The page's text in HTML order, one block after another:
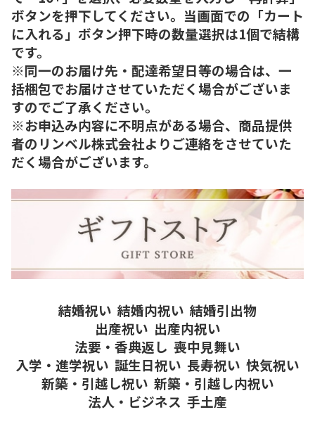
ボタンを押下してください。当画面での「カート
に入れる」ボタン押下時の数量選択は1個で結構
です。
※同一のお届け先・配達希望日等の場合は、一
括梱包でお届けさせていただく場合がございま
すのでご了承ください。
※お申込み内容に不明点がある場合、商品提供
者のリンベル株式会社よりご連絡をさせていた
だく場合がございます。
結婚祝い 結婚内祝い 結婚引出物
出産祝い 出産内祝い
法要・香典返し 喪中見舞い
入学・進学祝い 誕生日祝い 長寿祝い 快気祝い
新築・引越し祝い 新築・引越し内祝い
法人・ビジネス 手土産